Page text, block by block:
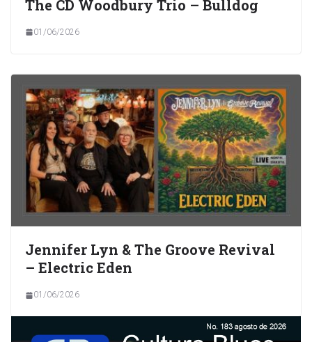
The CD Woodbury Trio – Bulldog
01/06/2026
Jennifer Lyn & The Groove Revival
– Electric Eden
01/06/2026